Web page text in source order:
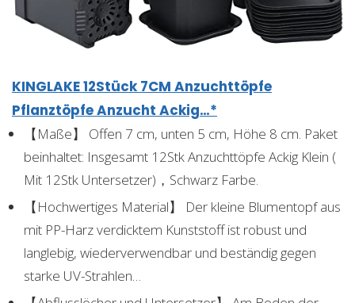
KINGLAKE 12Stück 7CM Anzuchttöpfe
Pflanztöpfe Anzucht Ackig…*
【Maße】 Offen 7 cm, unten 5 cm, Höhe 8 cm. Paket
beinhaltet: Insgesamt 12Stk Anzuchttöpfe Ackig Klein (
Mit 12Stk Untersetzer)，Schwarz Farbe.
【Hochwertiges Material】 Der kleine Blumentopf aus
mit PP-Harz verdicktem Kunststoff ist robust und
langlebig, wiederverwendbar und beständig gegen
starke UV-Strahlen…